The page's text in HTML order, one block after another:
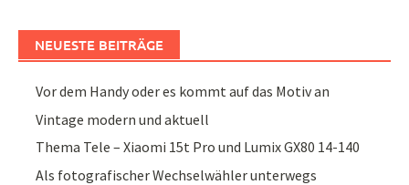
NEUESTE BEITRÄGE
Vor dem Handy oder es kommt auf das Motiv an
Vintage modern und aktuell
Thema Tele – Xiaomi 15t Pro und Lumix GX80 14-140
Als fotografischer Wechselwähler unterwegs